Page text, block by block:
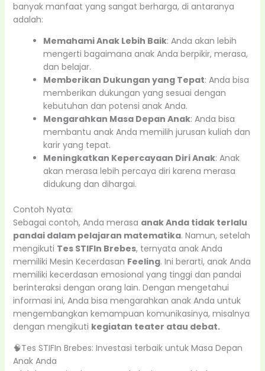
banyak manfaat yang sangat berharga, di antaranya
adalah:
Memahami Anak Lebih Baik: Anda akan lebih
mengerti bagaimana anak Anda berpikir, merasa,
dan belajar.
Memberikan Dukungan yang Tepat: Anda bisa
memberikan dukungan yang sesuai dengan
kebutuhan dan potensi anak Anda.
Mengarahkan Masa Depan Anak: Anda bisa
membantu anak Anda memilih jurusan kuliah dan
karir yang tepat.
Meningkatkan Kepercayaan Diri Anak: Anak
akan merasa lebih percaya diri karena merasa
didukung dan dihargai.
Contoh Nyata:
Sebagai contoh, Anda merasa anak Anda tidak terlalu
pandai dalam pelajaran matematika. Namun, setelah
mengikuti Tes STIFIn Brebes, ternyata anak Anda
memiliki Mesin Kecerdasan Feeling. Ini berarti, anak Anda
memiliki kecerdasan emosional yang tinggi dan pandai
berinteraksi dengan orang lain. Dengan mengetahui
informasi ini, Anda bisa mengarahkan anak Anda untuk
mengembangkan kemampuan komunikasinya, misalnya
dengan mengikuti kegiatan teater atau debat.
🧠Tes STIFIn Brebes: Investasi terbaik untuk Masa Depan
Anak Anda